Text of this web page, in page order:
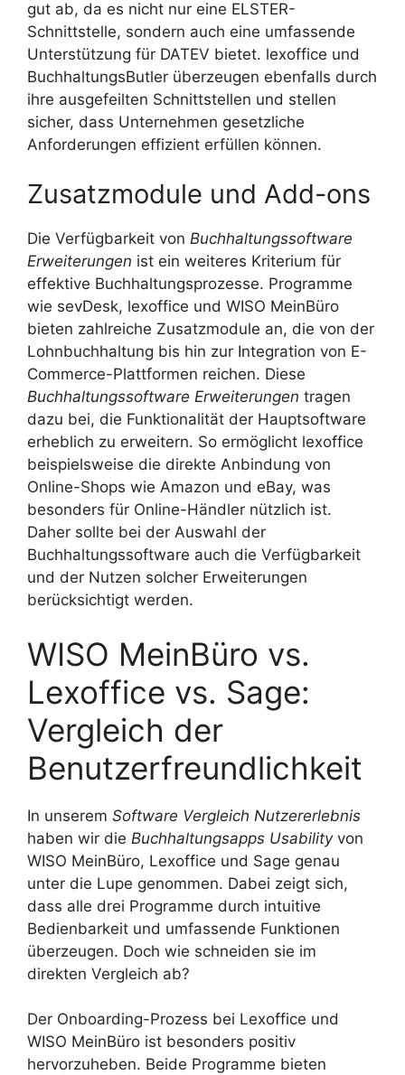
gut ab, da es nicht nur eine ELSTER-
Schnittstelle, sondern auch eine umfassende
Unterstützung für DATEV bietet. lexoffice und
BuchhaltungsButler überzeugen ebenfalls durch
ihre ausgefeilten Schnittstellen und stellen
sicher, dass Unternehmen gesetzliche
Anforderungen effizient erfüllen können.
Zusatzmodule und Add-ons
Die Verfügbarkeit von Buchhaltungssoftware
Erweiterungen ist ein weiteres Kriterium für
effektive Buchhaltungsprozesse. Programme
wie sevDesk, lexoffice und WISO MeinBüro
bieten zahlreiche Zusatzmodule an, die von der
Lohnbuchhaltung bis hin zur Integration von E-
Commerce-Plattformen reichen. Diese
Buchhaltungssoftware Erweiterungen tragen
dazu bei, die Funktionalität der Hauptsoftware
erheblich zu erweitern. So ermöglicht lexoffice
beispielsweise die direkte Anbindung von
Online-Shops wie Amazon und eBay, was
besonders für Online-Händler nützlich ist.
Daher sollte bei der Auswahl der
Buchhaltungssoftware auch die Verfügbarkeit
und der Nutzen solcher Erweiterungen
berücksichtigt werden.
WISO MeinBüro vs.
Lexoffice vs. Sage:
Vergleich der
Benutzerfreundlichkeit
In unserem Software Vergleich Nutzererlebnis
haben wir die Buchhaltungsapps Usabilityvon
WISO MeinBüro, Lexoffice und Sage genau
unter die Lupe genommen. Dabei zeigt sich,
dass alle drei Programme durch intuitive
Bedienbarkeit und umfassende Funktionen
überzeugen. Doch wie schneiden sie im
direkten Vergleich ab?
Der Onboarding-Prozess bei Lexoffice und
WISO MeinBüro ist besonders positiv
hervorzuheben. Beide Programme bieten